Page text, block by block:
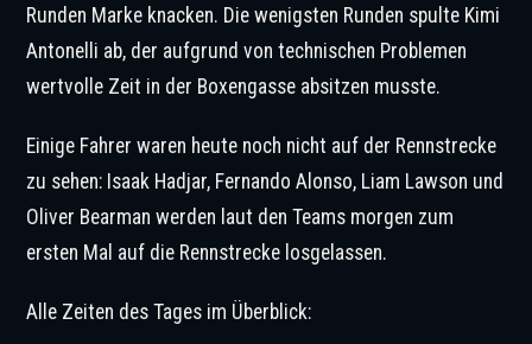
Runden Marke knacken. Die wenigsten Runden spulte Kimi
Antonelli ab, der aufgrund von technischen Problemen
wertvolle Zeit in der Boxengasse absitzen musste.
Einige Fahrer waren heute noch nicht auf der Rennstrecke
zu sehen: Isaak Hadjar, Fernando Alonso, Liam Lawson und
Oliver Bearman werden laut den Teams morgen zum
ersten Mal auf die Rennstrecke losgelassen.
Alle Zeiten des Tages im Überblick: